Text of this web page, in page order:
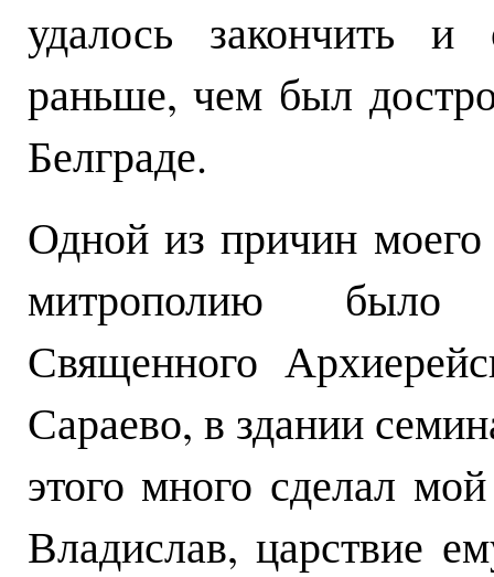
удалось закончить и
раньше, чем был
Белграде.
Одной из причин
митрополию было
Священного
Сараево, в здании
этого много сделал
Владислав, царствие